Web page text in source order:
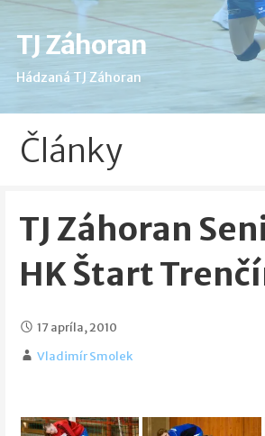
Skip
content
TJ Záhoran
Hádzaná TJ Záhoran
Články
TJ Záhoran
HK Štart
17 apríla, 2010
Vladimír Smolek